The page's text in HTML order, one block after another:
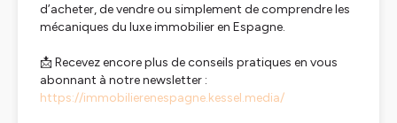
d’acheter, de vendre ou simplement de comprendre les
mécaniques du luxe immobilier en Espagne.
📩 Recevez encore plus de conseils pratiques en vous
abonnant à notre newsletter :
https://immobilierenespagne.kessel.media/